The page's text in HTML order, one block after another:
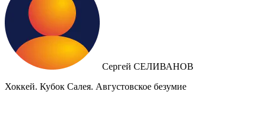
Сергей СЕЛИВАНОВ
Хоккей. Кубок Салея. Августовское безумие